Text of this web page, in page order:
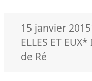
Publié
le
15 janvier 2015
ELLES ET EUX*
de Ré